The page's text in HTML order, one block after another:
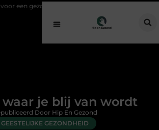
buitenplek
je blij van wordt
GEESTELIJKE GEZONDHEID
Door Hip En Gezond